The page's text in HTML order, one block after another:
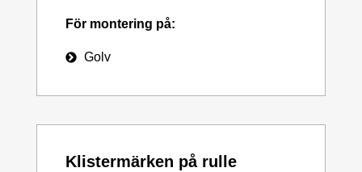
För montering på:
Golv
Klistermärken på rulle